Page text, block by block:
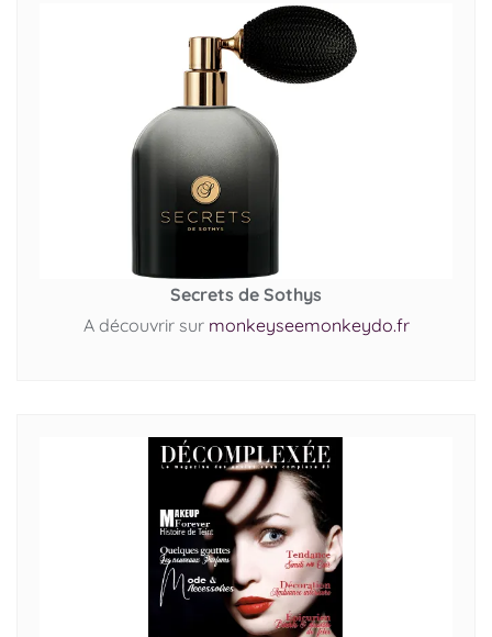
Secrets de Sothys
A découvrir sur monkeyseemonkeydo.fr